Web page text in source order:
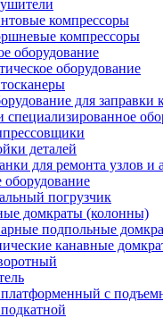
компрессоры
компрессоры
оборудование
оборудование
для заправки
специализированное
деталей
для ремонта узлов и
погрузчик
домкраты (колонны)
подпольные
канавные
с